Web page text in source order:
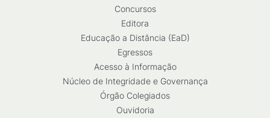
Concursos
Editora
Educação a Distância (EaD)
Egressos
Acesso à Informação
Núcleo de Integridade e Governança
Órgão Colegiados
Ouvidoria